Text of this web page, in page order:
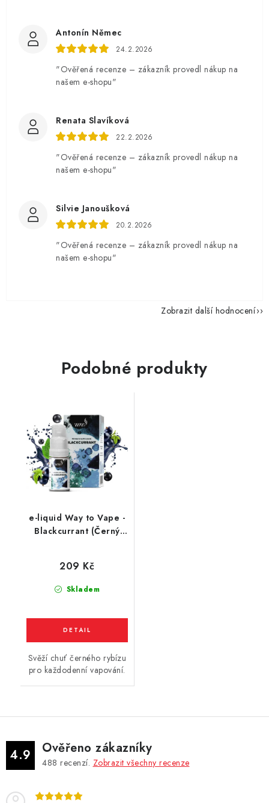
Antonín Němec
24.2.2026
"Ověřená recenze – zákazník provedl nákup na
našem e-shopu"
Renata Slavíková
22.2.2026
"Ověřená recenze – zákazník provedl nákup na
našem e-shopu"
Silvie Janoušková
20.2.2026
"Ověřená recenze – zákazník provedl nákup na
našem e-shopu"
Zobrazit další hodnocení
Podobné produkty
e-liquid Way to Vape -
Blackcurrant (Černý
Skladem
209 Kč
Svěží chuť černého rybízu
pro každodenní vapování.
4.9 Ověřeno zákazníky
488 recenzí. Zobrazit všechny recenze